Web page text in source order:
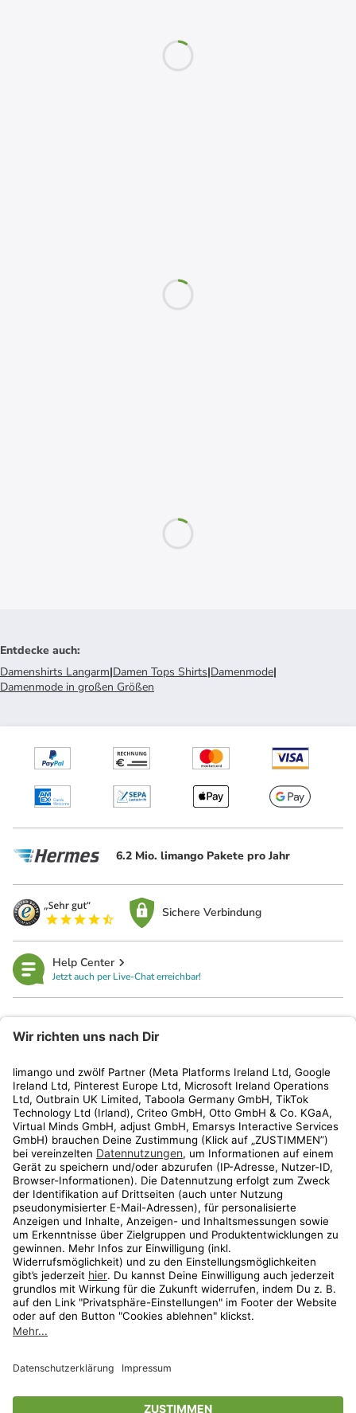
Entdecke auch:
Damenshirts Langarm|Damen Tops Shirts|Damenmode|
Damenmode in großen Größen
6.2 Mio. limango Pakete pro Jahr
Sichere Verbindung
Help Center
Jetzt auch per Live-Chat erreichbar!
Kundenservice
Shop
Aktionen
Travel